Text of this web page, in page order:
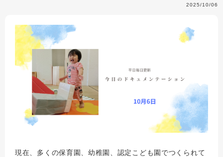
2025/10/06
現在、多くの保育園、幼稚園、認定こども園でつくられて